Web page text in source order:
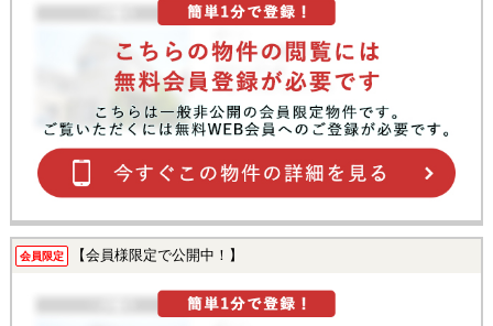
会員限定 【会員様限定で公開中！】